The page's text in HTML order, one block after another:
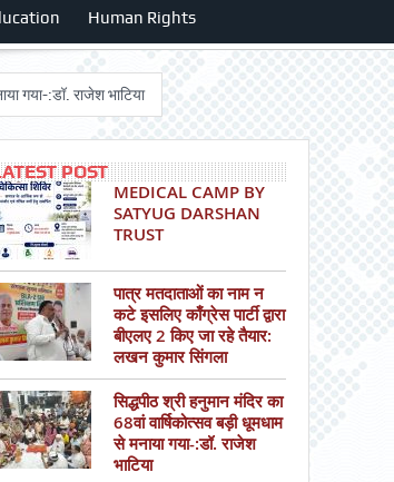
Human Rights
भाटिया Admission advertisment श्री हनुमान
POST
MEDICAL CAMP BY
SATYUG DARSHAN
TRUST
पात्र मतदाताओं का नाम न
कटे इसलिए काँग्रेस पार्टी द्वारा
बीएलए 2 किए जा रहे तैयार:
लखन कुमार सिंगला
सिद्धपीठ श्री हनुमान मंदिर का
68वां वार्षिकोत्सव बड़ी धूमधाम
से मनाया गया-:डॉ. राजेश
भाटिया